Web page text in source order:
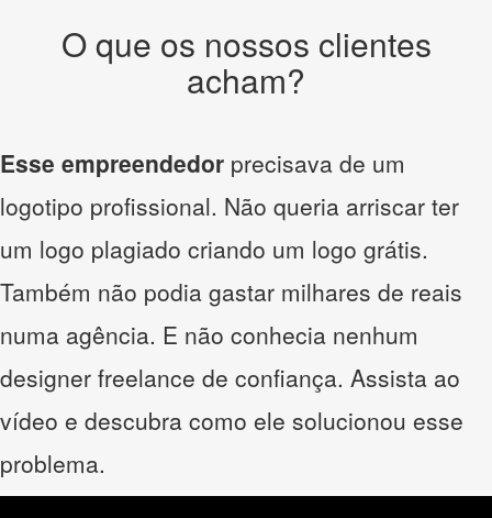
O que os nossos clientes
acham?
Esse empreendedor precisava de um
logotipo profissional. Não queria arriscar ter
um logo plagiado criando um logo grátis.
Também não podia gastar milhares de reais
numa agência. E não conhecia nenhum
designer freelance de confiança. Assista ao
vídeo e descubra como ele solucionou esse
problema.